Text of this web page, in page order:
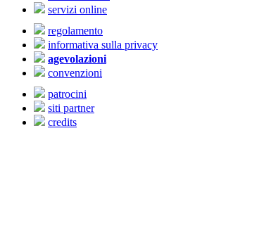
servizi online
regolamento
informativa sulla privacy
agevolazioni
convenzioni
patrocini
siti partner
credits